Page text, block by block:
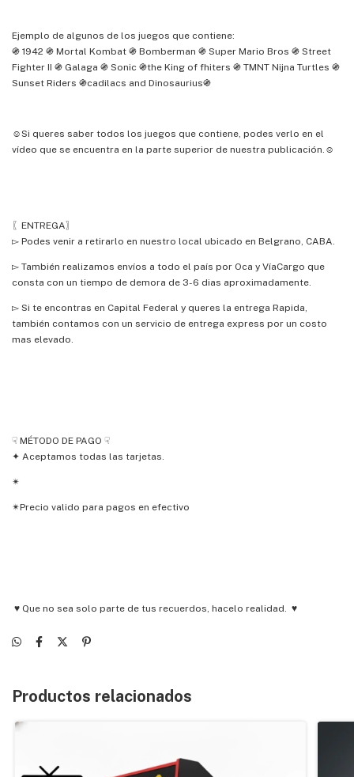
Ejemplo de algunos de los juegos que contiene:
֍ 1942 ֍ Mortal Kombat ֍ Bomberman ֍ Super Mario Bros ֍ Street
Fighter II ֍ Galaga ֍ Sonic ֍the King of fhiters ֍ TMNT Nijna Turtles ֍
Sunset Riders ֍cadilacs and Dinosaurius֍
☺Si queres saber todos los juegos que contiene, podes verlo en el
vídeo que se encuentra en la parte superior de nuestra publicación.☺
〖ENTREGA〗
▻ Podes venir a retirarlo en nuestro local ubicado en Belgrano, CABA.
▻ También realizamos envíos a todo el país por Oca y VíaCargo que
consta con un tiempo de demora de 3-6 dias aproximadamente.
▻ Si te encontras en Capital Federal y queres la entrega Rapida,
también contamos con un servicio de entrega express por un costo
mas elevado.
☟ MÉTODO DE PAGO ☟
✦ Aceptamos todas las tarjetas.
✴
✴Precio valido para pagos en efectivo
♥ Que no sea solo parte de tus recuerdos, hacelo realidad. ♥
Productos relacionados